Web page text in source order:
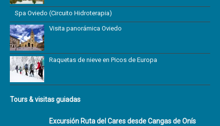
Spa Oviedo (Circuito Hidroterapia)
Visita panorámica Oviedo
Raquetas de nieve en Picos de Europa
Tours & visitas guiadas
Excursión Ruta del Cares desde Cangas de Onís